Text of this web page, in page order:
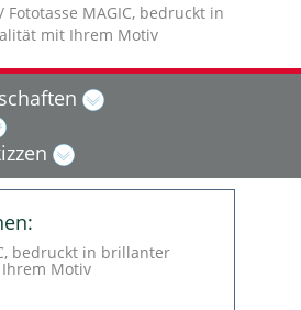
/ Fototasse MAGIC, bedruckt in
mit Ihrem Motiv
bedruckt in brillanter
Motiv